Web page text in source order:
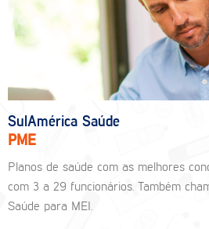
SulAmérica Saúde
PME
Planos de saúde com as melhores
com 3 a 29 funcionários. Também
Saúde para MEI.